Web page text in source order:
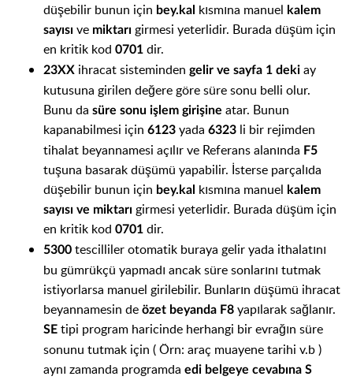
düşebilir bunun için bey.kal kısmına manuel kalem
sayısı ve miktarı girmesi yeterlidir. Burada düşüm için
en kritik kod 0701 dir.
23XX ihracat sisteminden gelir ve sayfa 1 deki ay
kutusuna girilen değere göre süre sonu belli olur.
Bunu da süre sonu işlem girişine atar. Bunun
kapanabilmesi için 6123 yada 6323 li bir rejimden
tihalat beyannamesi açılır ve Referans alanında F5
tuşuna basarak düşümü yapabilir. İsterse parçalıda
düşebilir bunun için bey.kal kısmına manuel kalem
sayısı ve miktarı girmesi yeterlidir. Burada düşüm için
en kritik kod 0701 dir.
5300 tescilliler otomatik buraya gelir yada ithalatını
bu gümrükçü yapmadı ancak süre sonlarını tutmak
istiyorlarsa manuel girilebilir. Bunların düşümü ihracat
beyannamesin de özet beyanda F8 yapılarak sağlanır.
SE tipi program haricinde herhangi bir evrağın süre
sonunu tutmak için ( Örn: araç muayene tarihi v.b )
aynı zamanda programda edi belgeye cevabına S